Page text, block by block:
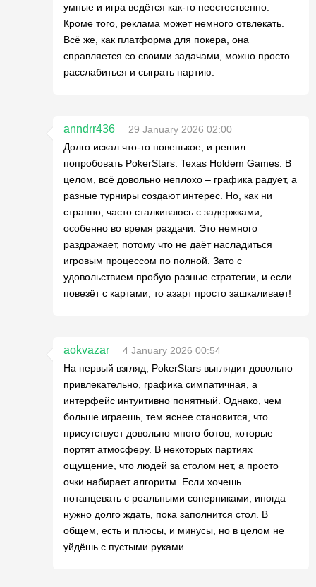
умные и игра ведётся как-то неестественно.
Кроме того, реклама может немного отвлекать.
Всё же, как платформа для покера, она
справляется со своими задачами, можно просто
расслабиться и сыграть партию.
anndrr436
29 January 2026 02:00
Долго искал что-то новенькое, и решил
попробовать PokerStars: Texas Holdem Games. В
целом, всё довольно неплохо – графика радует, а
разные турниры создают интерес. Но, как ни
странно, часто сталкиваюсь с задержками,
особенно во время раздачи. Это немного
раздражает, потому что не даёт насладиться
игровым процессом по полной. Зато с
удовольствием пробую разные стратегии, и если
повезёт с картами, то азарт просто зашкаливает!
aokvazar
4 January 2026 00:54
На первый взгляд, PokerStars выглядит довольно
привлекательно, графика симпатичная, а
интерфейс интуитивно понятный. Однако, чем
больше играешь, тем яснее становится, что
присутствует довольно много ботов, которые
портят атмосферу. В некоторых партиях
ощущение, что людей за столом нет, а просто
очки набирает алгоритм. Если хочешь
потанцевать с реальными соперниками, иногда
нужно долго ждать, пока заполнится стол. В
общем, есть и плюсы, и минусы, но в целом не
уйдёшь с пустыми руками.